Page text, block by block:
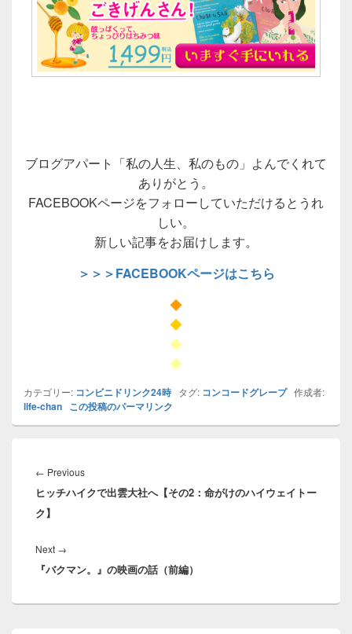
ブログアパート「私の人生、私のもの」よんでくれて
ありがとう。
FACEBOOKページをフォローしていただけるとうれ
しい。
新しい記事をお届けします。
＞＞＞FACEBOOKページはこちら
◆
◆
◆
◆
カテゴリー: コンビニドリンク24時タグ: コンコードグレープ作成者:
life-chan この投稿のパーマリンク
稿
ナ
ビ
ゲ
シ
ョ
← PreviousPrevious
post:
ヒッチハイクで出雲大社へ【その2：命がけのハイウェイトー
ク】
Next →
post:
『バクマン。』の映画の話（前編）